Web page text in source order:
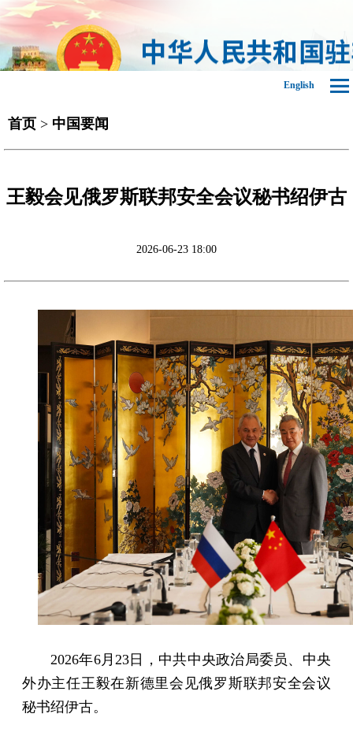
English
首页 > 中国要闻
王毅会见俄罗斯联邦安全会议秘书绍伊古
2026-06-23 18:00
2026年6月23日，中共中央政治局委员、中央
外办主任王毅在新德里会见俄罗斯联邦安全会议
秘书绍伊古。